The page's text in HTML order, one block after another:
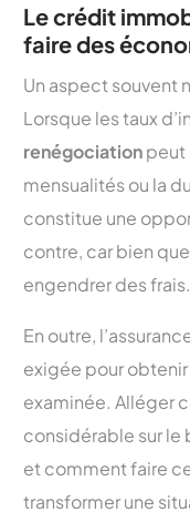
Le crédit
faire des
Un aspect souvent
Lorsque les taux
renégociationpeut
mensualités ou la
constitue une
contre, car bien
engendrer des frais.
En outre,
exigée pour
examinée. Alléger
considérable sur le
et comment faire
transformer une